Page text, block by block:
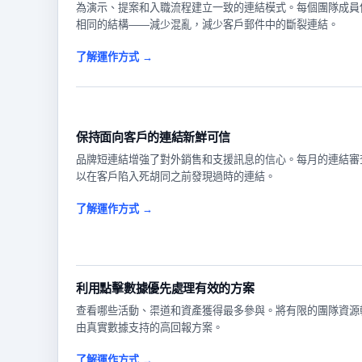
為演示、提案和入職流程建立一致的連結模式。每個團隊成員
相同的結構——減少混亂，減少客戶郵件中的斷裂連結。
了解運作方式 →
保持面向客戶的連結新鮮可信
品牌短連結增強了對外銷售和支援訊息的信心。每月的連結審
以在客戶陷入死胡同之前發現過時的連結。
了解運作方式 →
利用點擊數據優先處理有效的方案
查看哪些活動、渠道和資產獲得最多參與。將有限的團隊資源
由真實數據支持的高回報方案。